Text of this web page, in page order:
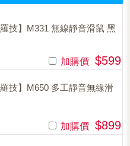
羅技】M331 無線靜音滑鼠 黑
加購價 $599
羅技】M650 多工靜音無線滑
加購價 $899